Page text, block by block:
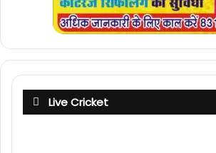
Live Cricket